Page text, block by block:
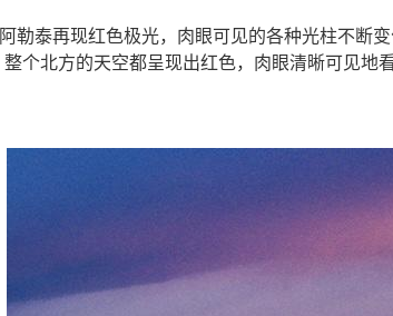
勒泰再现红色极光，肉眼可见的各种光柱不断
个北方的天空都呈现出红色，肉眼清晰可见地